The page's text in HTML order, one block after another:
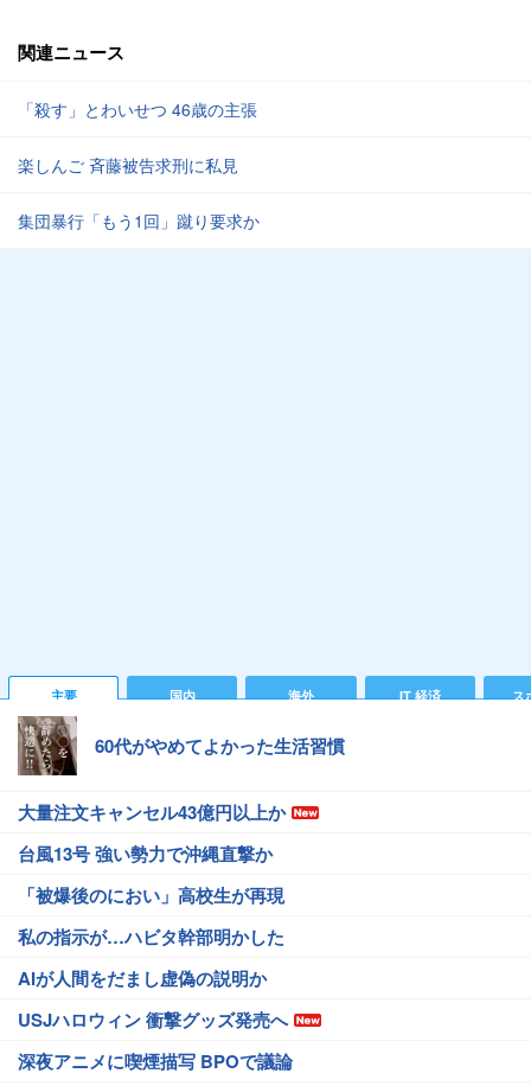
関連ニュース
「殺す」とわいせつ 46歳の主張
楽しんご 斉藤被告求刑に私見
集団暴行「もう1回」蹴り要求か
主要 国内 海外 IT 経済 ス
60代がやめてよかった生活習慣
大量注文キャンセル43億円以上か
台風13号 強い勢力で沖縄直撃か
「被爆後のにおい」高校生が再現
私の指示が…ハビタ幹部明かした
AIが人間をだまし虚偽の説明か
USJハロウィン 衝撃グッズ発売へ
深夜アニメに喫煙描写 BPOで議論